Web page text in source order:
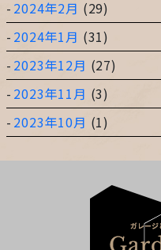
2024年2月 (29)
2024年1月 (31)
2023年12月 (27)
2023年11月 (3)
2023年10月 (1)